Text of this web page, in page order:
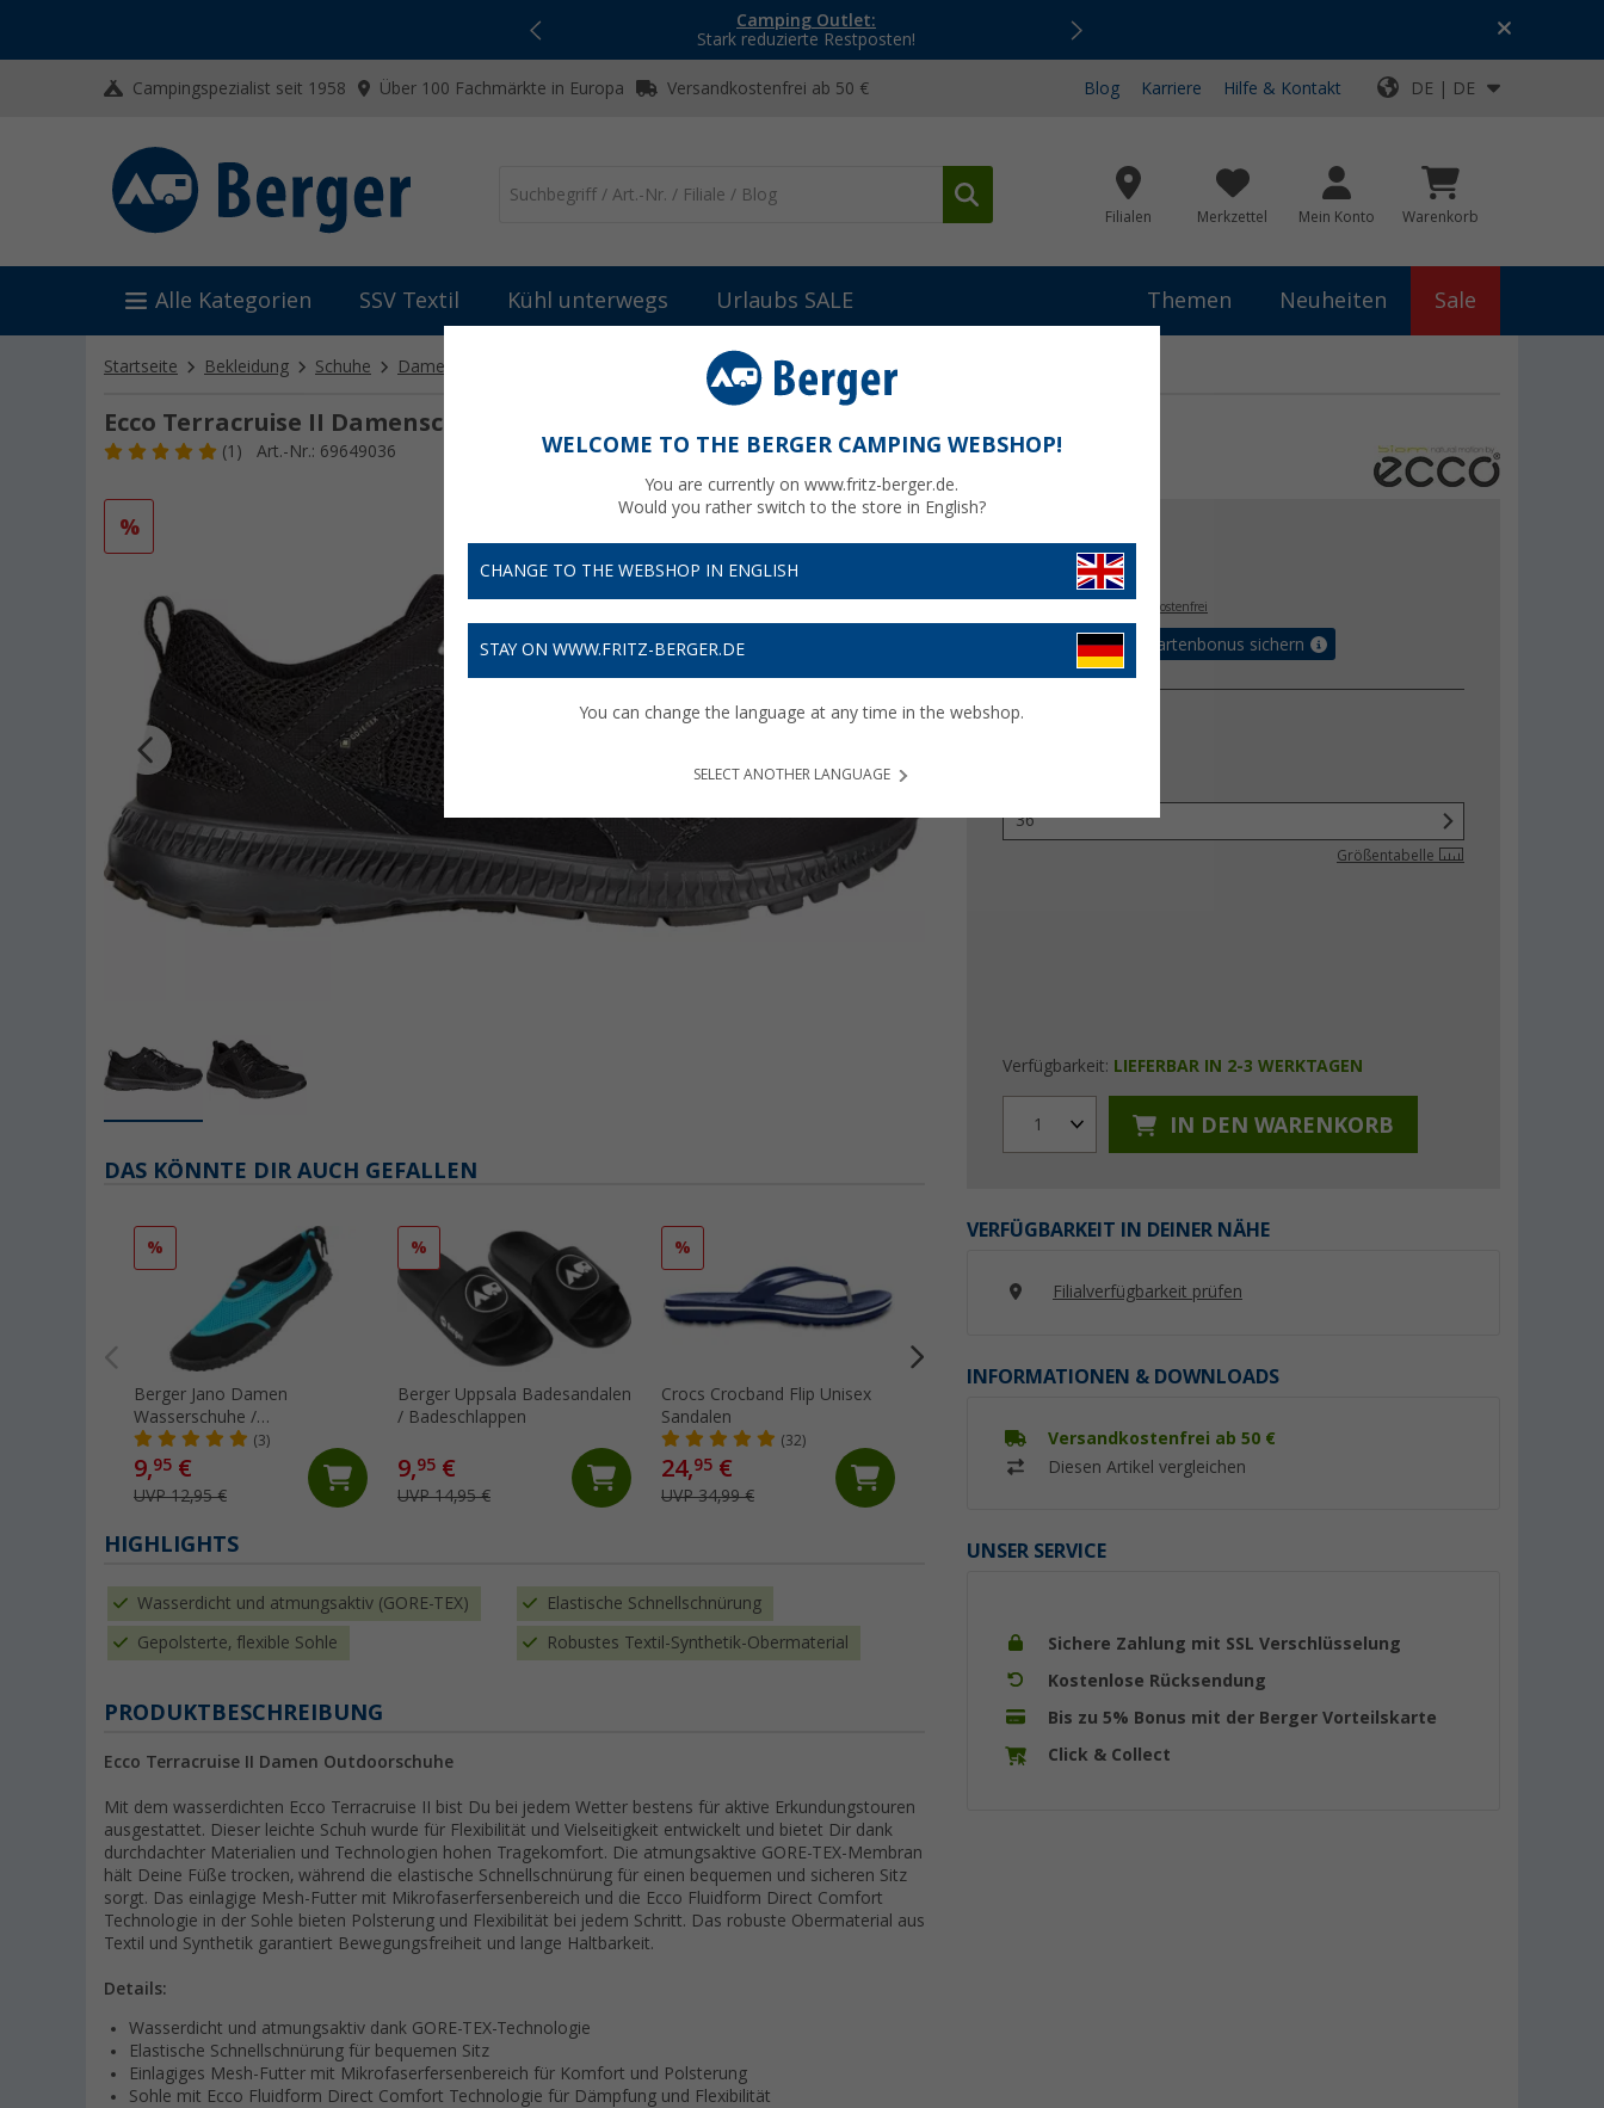
Camping Outlet:
Stark reduzierte Restposten!
Top-Deals für dein Abenteuer!
Campingspezialist seit 1958 Über 100 Fachmärkte in Europa Versandkostenfrei ab 50 € Blog Karriere Hilfe & Kontakt DE | DE
Filialen Merkzettel Mein Konto Warenkorb
Alle Kategorien SSV Textil Kühl unterwegs Urlaubs SALE Themen Neuheiten Sale
Startseite Bekleidung Schuhe Damenschuhe Ecco Terracruise II Damenschuhe
Ecco Terracruise II Damenschuhe
(1) Art.-Nr.: 69649036
%
€
versandkostenfrei
Bis zu 5% Vorteilskartenbonus sichern
Farbe
36
Größentabelle
Verfügbarkeit: LIEFERBAR IN 2-3 WERKTAGEN
1 IN DEN WARENKORB
VERFÜGBARKEIT IN DEINER NÄHE
Filialverfügbarkeit prüfen
INFORMATIONEN & DOWNLOADS
Versandkostenfrei ab 50 €
Diesen Artikel vergleichen
UNSER SERVICE
Sichere Zahlung mit SSL Verschlüsselung
Kostenlose Rücksendung
Bis zu 5% Bonus mit der Berger Vorteilskarte
Click & Collect
DAS KÖNNTE DIR AUCH GEFALLEN
%
Berger Jano Damen
Wasserschuhe /
Neoprenschuhe(3)
9,95 €
UVP 12,95 €
%
Berger Uppsala Badesandalen
/ Badeschlappen
9,95 €
UVP 14,95 €
%
Crocs Crocband Flip Unisex
Sandalen
(32)
24,95 €
UVP 34,99 €
(94)
44,95€
HIGHLIGHTS
Wasserdicht und atmungsaktiv (GORE-TEX) Elastische Schnellschnürung
Gepolsterte, flexible Sohle Robustes Textil-Synthetik-Obermaterial
PRODUKTBESCHREIBUNG
Ecco Terracruise II Damen Outdoorschuhe
Mit dem wasserdichten Ecco Terracruise II bist Du bei jedem Wetter bestens für aktive Erkundungstouren
ausgestattet. Dieser leichte Schuh wurde für Flexibilität und Vielseitigkeit entwickelt und bietet Dir dank
durchdachter Materialien und Technologien hohen Tragekomfort. Die atmungsaktive GORE-TEX-Membran
hält Deine Füße trocken, während die elastische Schnellschnürung für einen bequemen und sicheren Sitz
sorgt. Das einlagige Mesh-Futter mit Mikrofaserfersenbereich und die Ecco Fluidform Direct Comfort
Technologie in der Sohle bieten Polsterung und Flexibilität bei jedem Schritt. Das robuste Obermaterial aus
Textil und Synthetik garantiert Bewegungsfreiheit und lange Haltbarkeit.
Details:
Wasserdicht und atmungsaktiv dank GORE-TEX-Technologie
Elastische Schnellschnürung für bequemen Sitz
Einlagiges Mesh-Futter mit Mikrofaserfersenbereich für Komfort und Polsterung
Sohle mit Ecco Fluidform Direct Comfort Technologie für Dämpfung und Flexibilität
WELCOME TO THE BERGER CAMPING WEBSHOP!
You are currently on www.fritz-berger.de.
Would you rather switch to the store in English?
CHANGE TO THE WEBSHOP IN ENGLISH
STAY ON WWW.FRITZ-BERGER.DE
You can change the language at any time in the webshop.
SELECT ANOTHER LANGUAGE